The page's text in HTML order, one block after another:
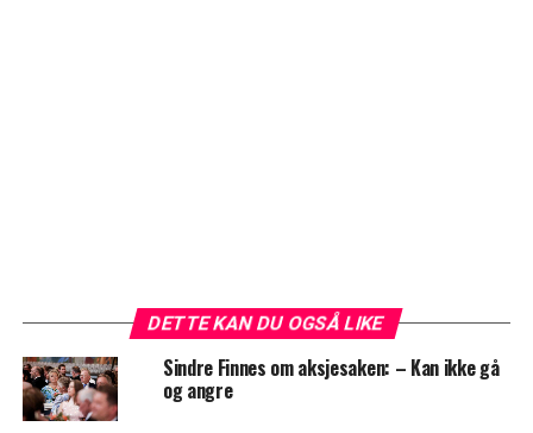
DETTE KAN DU OGSÅ LIKE
Sindre Finnes om aksjesaken: – Kan ikke gå
og angre